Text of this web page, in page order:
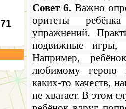
71
Совет 6. Важно
оритеты
упражнений.
подвижные
Например,
любимому герою
каких-то качеств,
не хватает. В этом